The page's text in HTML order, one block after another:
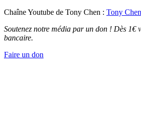
Chaîne Youtube de Tony Chen : Tony
Soutenez notre média par un don ! Dès 1€
bancaire.
Faire un don